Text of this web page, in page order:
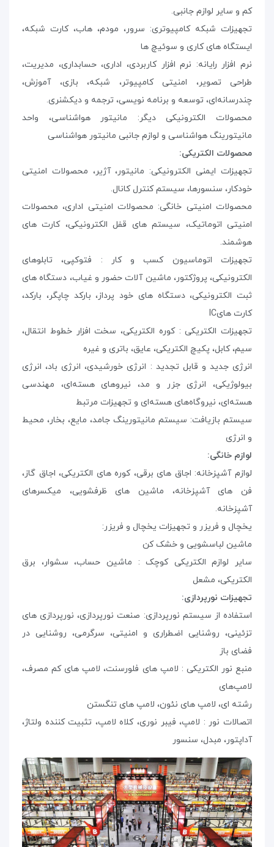
کم و سایر لوازم جانبی.
تجهیزات شبکه کامپیوتری: سرور، مودم، هاب، کارت شبکه،
ایستگاه های کاری و سوئیچ ها
نرم افزار رایانه: نرم افزار کاربردی، اداری، حسابداری، مدیریت،
طراحی تصویر، امنیتی کامپیوتر، شبکه، بازی، آموزش،
چندرسانه‌ای، توسعه و برنامه نویسی، ترجمه و دیکشنری.
محصولات الکترونیکی دیگر: مانیتور هواشناسی، واحد
مانیتورینگ هواشناسی و لوازم جانبی مانیتور هواشناسی
محصولات الکتریکی:
تجهیزات ایمنی الکترونیکی: مانیتور، آژیر، محصولات امنیتی
خودکار، سنسورها، سیستم کنترل کانال.
محصولات امنیتی خانگی: محصولات امنیتی اداری، محصولات
امنیتی اتوماتیک، سیستم های قفل الکترونیکی، کارت های
هوشمند.
تجهیزات اتوماسیون کسب و کار : فتوکپی، تابلوهای
الکترونیکی، پروژکتور، ماشین آلات حضور و غیاب، دستگاه های
ثبت الکترونیکی، دستگاه های خود پرداز، بارکد چاپگر، بارکد،
کارت هایIC
تجهیزات الکتریکی : کوره الکتریکی، سخت افزار خطوط انتقال،
سیم، کابل، پکیچ الکتریکی، عایق، باتری و غیره
انرژی جدید و قابل تجدید : انرژی خورشیدی، انرژی باد، انرژی
بیولوژیکی، انرژی جزر و مد، نیروهای هسته‌ای، مهندسی
هسته‌ای، نیروگاه‌های هسته‌ای و تجهیزات مرتبط
سیستم بازیافت: سیستم مانیتورینگ جامد، مایع، بخار، محیط
و انرژی
لوازم خانگی:
لوازم آشپزخانه: اجاق های برقی، کوره های الکتریکی، اجاق گاز،
فن های آشپزخانه، ماشین های ظرفشویی، میکسرهای
آشپزخانه.
یخچال و فریزر و تجهیزات یخچال و فریزر:
ماشین لباسشویی و خشک کن
سایر لوازم الکتریکی کوچک : ماشین حساب، سشوار، برق
الکتریکی، مشعل
تجهیزات نورپردازی:
استفاده از سیستم نورپردازی: صنعت نورپردازی، نورپردازی های
تزئینی، روشنایی اضطراری و امنیتی، سرگرمی، روشنایی در
فضای باز
منبع نور الکتریکی : لامپ های فلورسنت، لامپ های کم مصرف،
لامپ‌های
رشته ای، لامپ های نئون، لامپ های تنگستن
اتصالات نور : لامپ، فیبر نوری، کلاه لامپ، تثبیت کننده ولتاژ،
آداپتور، مبدل، سنسور